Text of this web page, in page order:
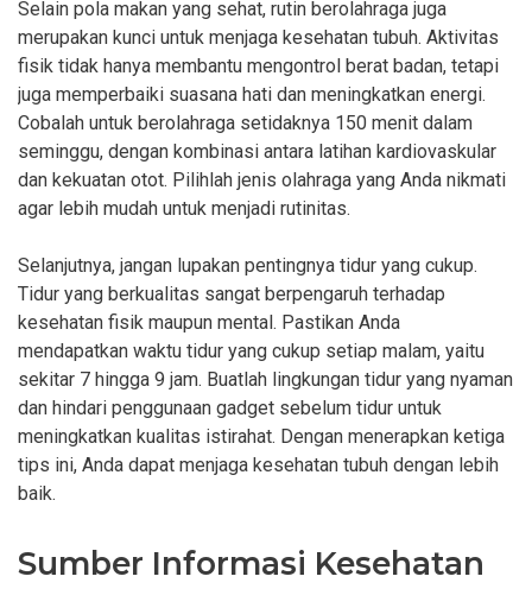
Selain pola makan yang sehat, rutin berolahraga juga
merupakan kunci untuk menjaga kesehatan tubuh. Aktivitas
fisik tidak hanya membantu mengontrol berat badan, tetapi
juga memperbaiki suasana hati dan meningkatkan energi.
Cobalah untuk berolahraga setidaknya 150 menit dalam
seminggu, dengan kombinasi antara latihan kardiovaskular
dan kekuatan otot. Pilihlah jenis olahraga yang Anda nikmati
agar lebih mudah untuk menjadi rutinitas.
Selanjutnya, jangan lupakan pentingnya tidur yang cukup.
Tidur yang berkualitas sangat berpengaruh terhadap
kesehatan fisik maupun mental. Pastikan Anda
mendapatkan waktu tidur yang cukup setiap malam, yaitu
sekitar 7 hingga 9 jam. Buatlah lingkungan tidur yang nyaman
dan hindari penggunaan gadget sebelum tidur untuk
meningkatkan kualitas istirahat. Dengan menerapkan ketiga
tips ini, Anda dapat menjaga kesehatan tubuh dengan lebih
baik.
Sumber Informasi Kesehatan